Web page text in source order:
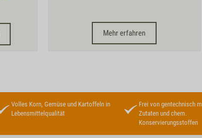
Mehr erfahren
Volles Korn, Gemüse und Kartoffeln in
Lebensmittelqualität
Frei von gentechnisch
Zutaten und chem.
Konservierungsstoffen